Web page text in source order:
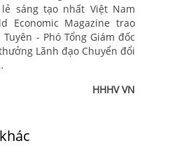
sáng tạo nhất Việt Nam
Economic Magazine trao
- Phó Tổng Giám đốc
Lãnh đạo Chuyển đổi
HHHV VN